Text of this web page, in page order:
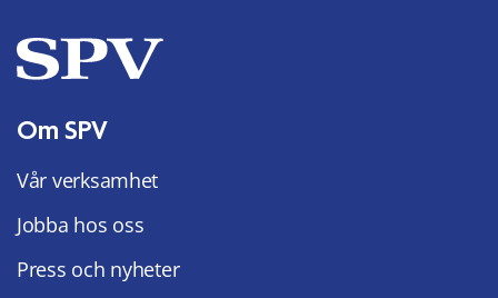
Om SPV
Vår verksamhet
Jobba hos oss
Press och nyheter